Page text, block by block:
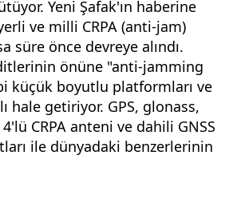
Yeni Şafak'ın haberine
ve milli CRPA (anti-jam)
süre önce devreye alındı.
önüne "anti-jamming
küçük boyutlu platformları ve
hale getiriyor. GPS, glonass,
CRPA anteni ve dahili GNSS
ile dünyadaki benzerlerinin